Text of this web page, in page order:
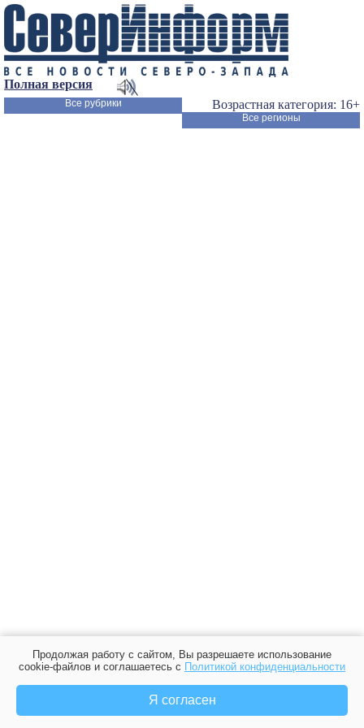
Полная версия
Возрастная категория: 16+
Все рубрики
Все регионы
Продолжая работу с сайтом, Вы разрешаете использование
cookie-файлов и соглашаетесь с Политикой конфиденциальности
Я согласен